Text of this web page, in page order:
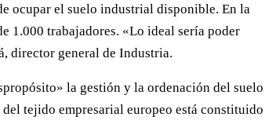
ocupar el suelo industrial disponible. En la
1.000 trabajadores. «Lo ideal sería poder
director general de Industria.
la gestión y la ordenación del suelo
tejido empresarial europeo está constituido